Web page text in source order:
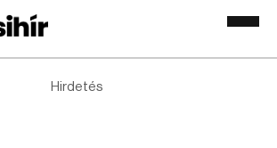
Hirdetés